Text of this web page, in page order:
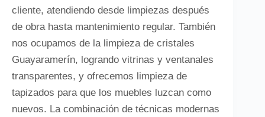
cliente, atendiendo desde limpiezas después
de obra hasta mantenimiento regular. También
nos ocupamos de la limpieza de cristales
Guayaramerín, logrando vitrinas y ventanales
transparentes, y ofrecemos limpieza de
tapizados para que los muebles luzcan como
nuevos. La combinación de técnicas modernas